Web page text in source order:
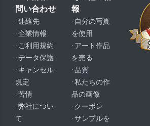
問い合わせ
· 連絡先
· 企業情報
· ご利用規約
· データ保護
· キャンセル
規定
· 苦情
· 弊社につい
て
報
· 自分の写真
を使用
· アート作品
を売る
· 品質
· 私たちの作
品の画像
· クーポン
· サンプルを